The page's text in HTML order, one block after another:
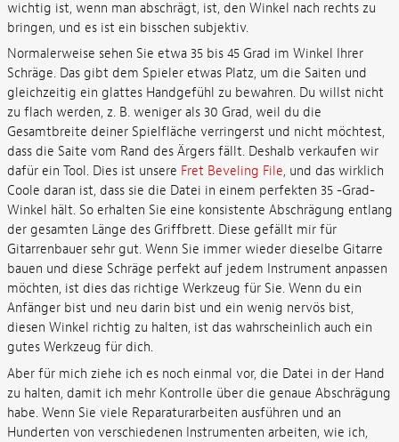
wichtig ist, wenn man abschrägt, ist, den Winkel nach rechts zu
bringen, und es ist ein bisschen subjektiv.
Normalerweise sehen Sie etwa 35 bis 45 Grad im Winkel Ihrer
Schräge. Das gibt dem Spieler etwas Platz, um die Saiten und
gleichzeitig ein glattes Handgefühl zu bewahren. Du willst nicht
zu flach werden, z. B. weniger als 30 Grad, weil du die
Gesamtbreite deiner Spielfläche verringerst und nicht möchtest,
dass die Saite vom Rand des Ärgers fällt. Deshalb verkaufen wir
dafür ein Tool. Dies ist unsere Fret Beveling File, und das wirklich
Coole daran ist, dass sie die Datei in einem perfekten 35 -Grad-
Winkel hält. So erhalten Sie eine konsistente Abschrägung entlang
der gesamten Länge des Griffbrett. Diese gefällt mir für
Gitarrenbauer sehr gut. Wenn Sie immer wieder dieselbe Gitarre
bauen und diese Schräge perfekt auf jedem Instrument anpassen
möchten, ist dies das richtige Werkzeug für Sie. Wenn du ein
Anfänger bist und neu darin bist und ein wenig nervös bist,
diesen Winkel richtig zu halten, ist das wahrscheinlich auch ein
gutes Werkzeug für dich.
Aber für mich ziehe ich es noch einmal vor, die Datei in der Hand
zu halten, damit ich mehr Kontrolle über die genaue Abschrägung
habe. Wenn Sie viele Reparaturarbeiten ausführen und an
Hunderten von verschiedenen Instrumenten arbeiten, wie ich,